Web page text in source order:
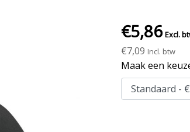
€5,86 Excl.
€7,09 Incl. btw
Maak een